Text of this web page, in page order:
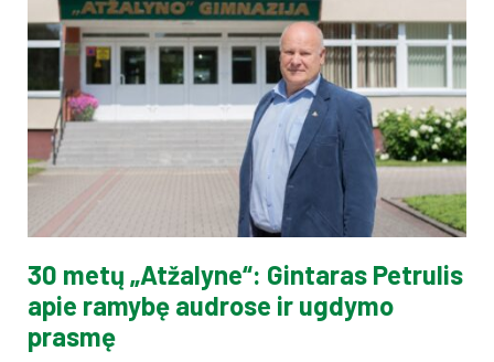
30 metų „Atžalyne“: Gintaras Petrulis
apie ramybę audrose ir ugdymo
prasmę